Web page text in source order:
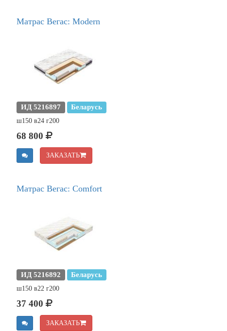
Матрас Вегас: Modern
ИД 5216897 Беларусь
ш150 в24 г200
68 800
ЗАКАЗАТЬ
Матрас Вегас: Comfort
ИД 5216892 Беларусь
ш150 в22 г200
37 400
ЗАКАЗАТЬ